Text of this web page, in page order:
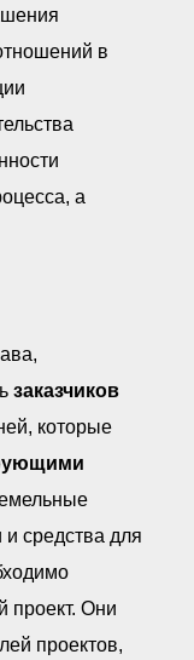
в
а
заказчиков
которые
и средства для
проект. Они
проектов,